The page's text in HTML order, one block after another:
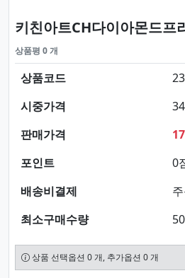
키친아트CH다이아몬드프
상품평 0 개
상품코드
시중가격
판매가격
포인트
0
배송비결제
최소구매수량
상품 선택옵션 0 개, 추가옵션 0 개